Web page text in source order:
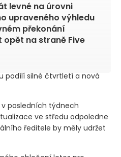
levné na úrovni
upraveného výhledu
překonání
opět na straně Five
podílí silné čtvrtletí a nová
v posledních týdnech
ve středu odpoledne
ředitele by měly udržet